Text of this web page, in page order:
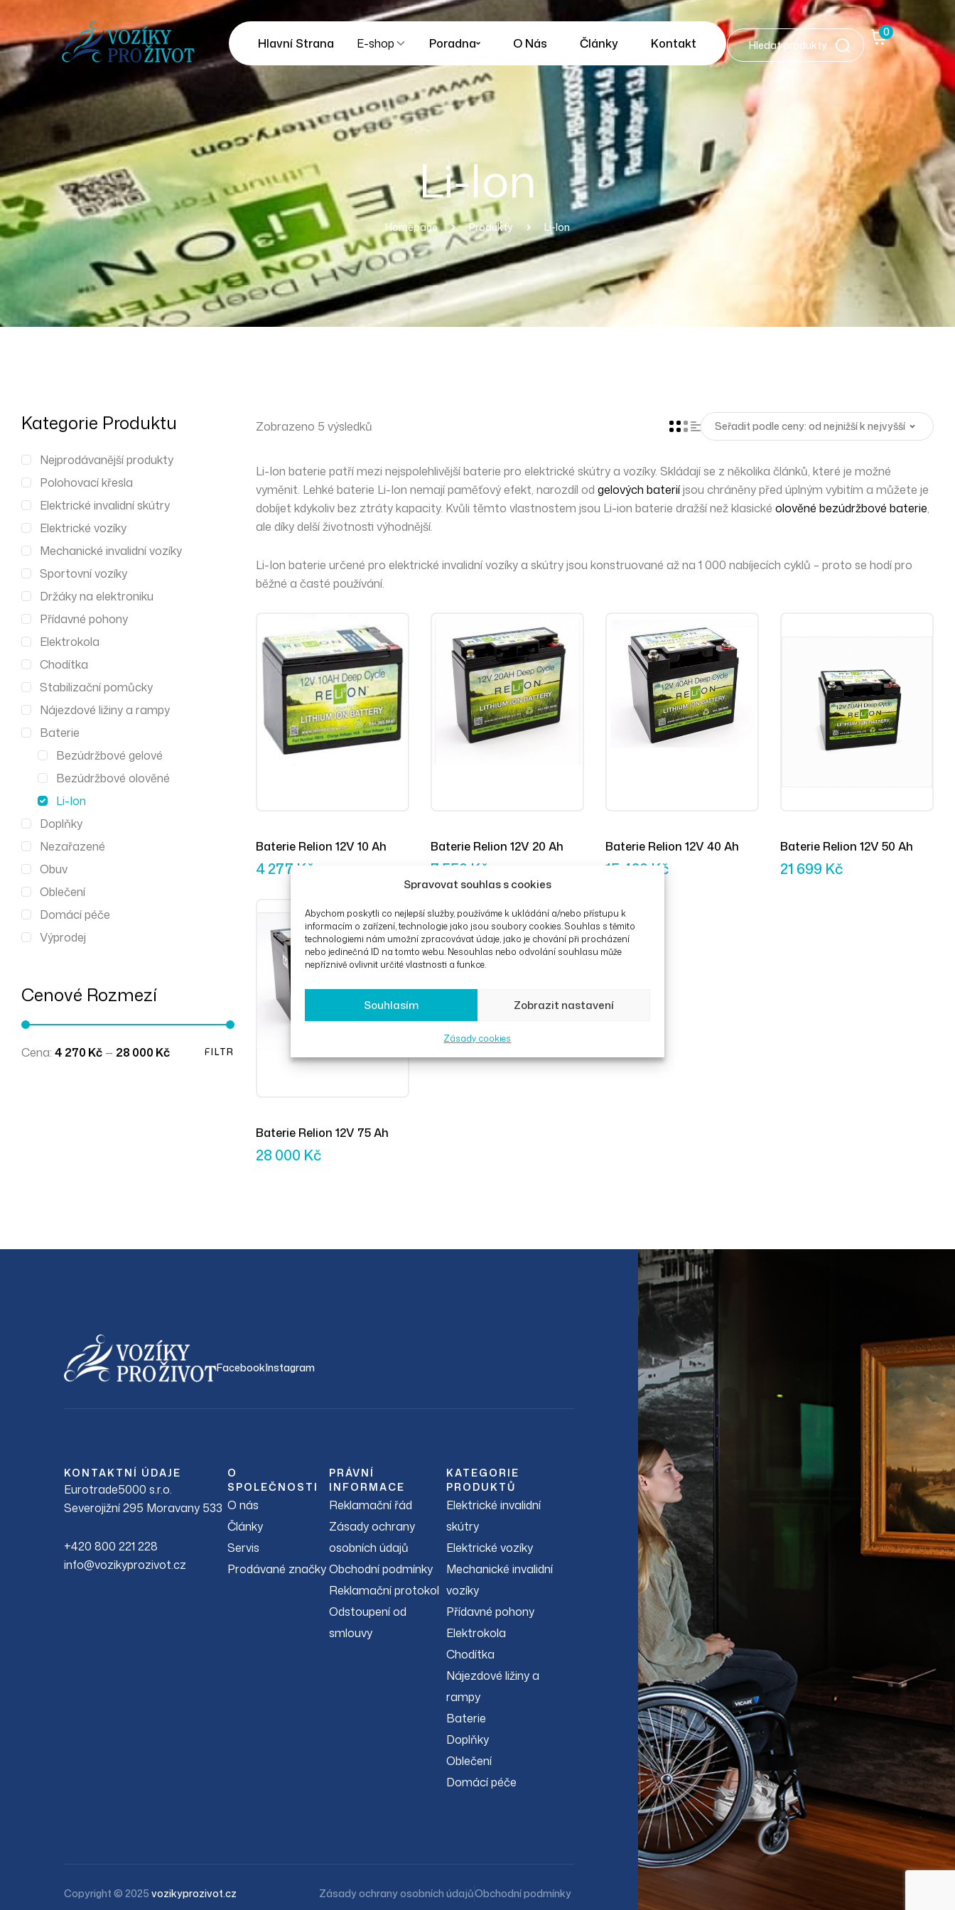
Spravovat souhlas s cookies
Abychom poskytli co nejlepší služby, používáme k ukládání a/nebo přístupu k
informacím o zařízení, technologie jako jsou soubory cookies. Souhlas s těmito
technologiemi nám umožní zpracovávat údaje, jako je chování při procházení
nebo jedinečná ID na tomto webu. Nesouhlas nebo odvolání souhlasu může
nepříznivě ovlivnit určité vlastnosti a funkce.
Souhlasím Zobrazit nastavení
Zásady cookies
Hlavní Strana E-shop Poradna O Nás Články Kontakt
0
Li-Ion
Homepage Produkty Li-Ion
Zobrazeno 5 výsledků
Li-Ion baterie patří mezi nejspolehlivějšíbaterie pro elektrické skútry a vozíky. Skládají se z několika článků, které je možné
vyměnit. Lehké baterie Li-Ion nemají paměťový efekt, narozdíl od gelových bateriíjsou chráněny před úplným vybitím a můžete je
dobíjet kdykoliv bez ztráty kapacity. Kvůli těmto vlastnostem jsou Li-ion baterie dražší než klasické olověné bezúdržbové baterie,
ale díky delší životnosti výhodnější.
Li-Ion baterie určené pro elektrické invalidní vozíky a skútry jsou konstruované až na 1 000 nabíjecích cyklů – proto se hodí pro
běžné a časté používání.
Baterie Relion 12V 10 Ah
4 277 Kč
Baterie Relion 12V 20 Ah
7 550 Kč
Baterie Relion 12V 40 Ah
15 420 Kč
Baterie Relion 12V 50 Ah
21 699 Kč
Baterie Relion 12V 75 Ah
28 000 Kč
Kategorie Produktu
Nejprodávanější produkty
Polohovací křesla
Elektrické invalidní skútry
Elektrické vozíky
Mechanické invalidní vozíky
Sportovní vozíky
Držáky na elektroniku
Přídavné pohony
Elektrokola
Chodítka
Stabilizační pomůcky
Nájezdové ližiny a rampy
Baterie
Bezúdržbové gelové
Bezúdržbové olověné
Li-Ion
Doplňky
Nezařazené
Obuv
Oblečení
Domácí péče
Výprodej
Cenové Rozmezí
FILTR
Cena: 4 270 Kč — 28 000 Kč
FacebookInstagram
KONTAKTNÍ ÚDAJE
Eurotrade5000 s.r.o.
Severojižní 295 Moravany 533
+420 800 221 228
info@vozikyprozivot.cz
O
SPOLEČNOSTI
O nás
Články
Servis
Prodávané značky
PRÁVNÍ
INFORMACE
Reklamační řád
Zásady ochrany
osobních údajů
Obchodní podmínky
Reklamační protokol
Odstoupení od
smlouvy
KATEGORIE
PRODUKTŮ
Elektrické invalidní
skútry
Elektrické vozíky
Mechanické invalidní
vozíky
Přídavné pohony
Elektrokola
Chodítka
Nájezdové ližiny a
rampy
Baterie
Doplňky
Oblečení
Domácí péče
Copyright © 2025 vozikyprozivot.cz Zásady ochrany osobních údajůObchodní podmínky